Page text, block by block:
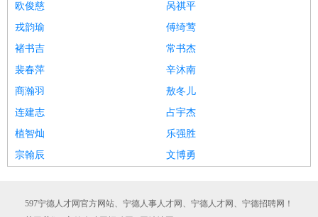
欧俊慈
呙祺平
戎韵瑜
傅绮莺
褚书吉
常书杰
裴春萍
辛沐南
商瀚羽
敖冬儿
连建志
占宇杰
植智灿
乐强胜
宗翰辰
文博勇
597宁德人才网官方网站、宁德人事人才网、宁德人才网、宁德招聘网！